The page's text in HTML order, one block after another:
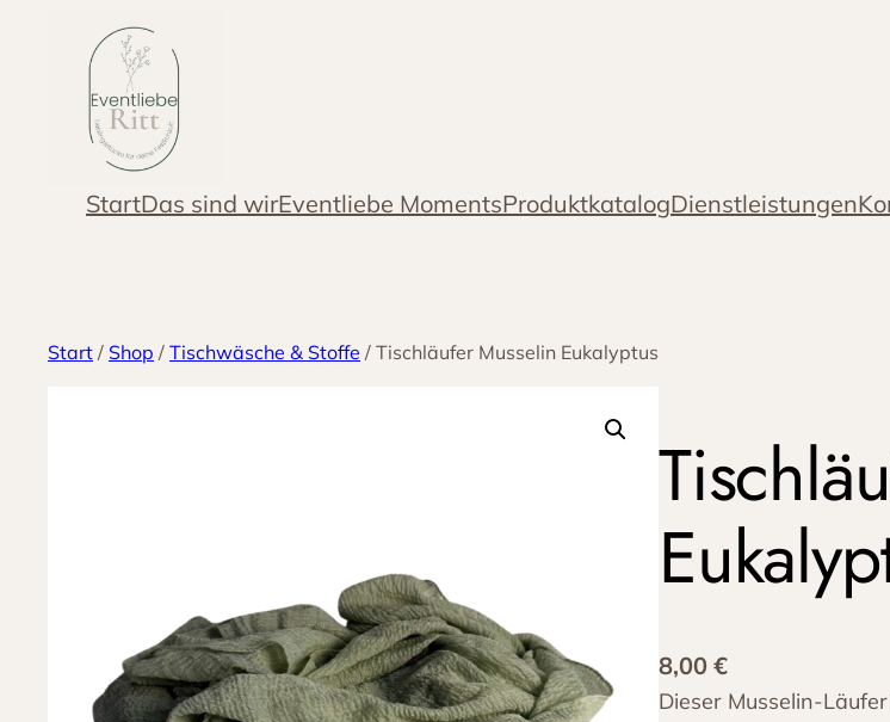
springen
StartDas sind wirEventliebe MomentsProduktkatalogDienstleistungen
Start / Shop / Tischwäsche & Stoffe / Tischläufer Musselin Eukalyptus
8,00 €
Dieser Musselin-